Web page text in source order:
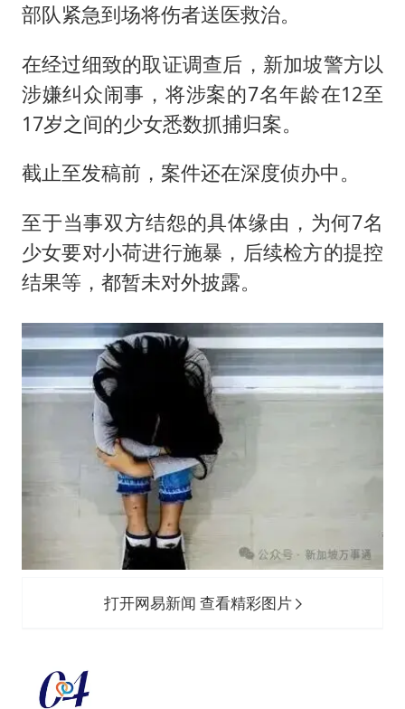
部队紧急到场将伤者送医救治。
在经过细致的取证调查后，新加坡警方以
涉嫌纠众闹事，将涉案的7名年龄在12至
17岁之间的少女悉数抓捕归案。
截止至发稿前，案件还在深度侦办中。
至于当事双方结怨的具体缘由，为何7名
少女要对小荷进行施暴，后续检方的提控
结果等，都暂未对外披露。
打开网易新闻 查看精彩图片